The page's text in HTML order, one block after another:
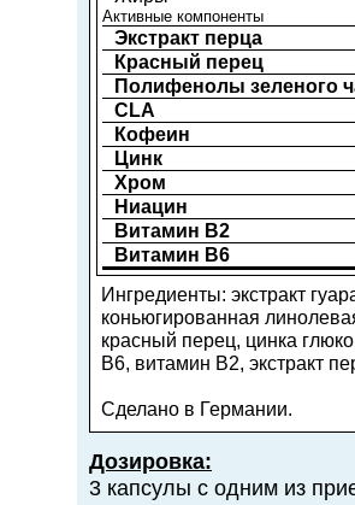
Активные компоненты
Экстракт перца
Красный перец
Полифенолы зеленого
CLA
Кофеин
Цинк
Хром
Ниацин
Витамин B2
Витамин B6
Ингредиенты: экстракт
коньюгированная
красный перец, цинка
B6, витамин B2, экстракт
Сделано в Германии.
Дозировка:
3 капсулы с одним из